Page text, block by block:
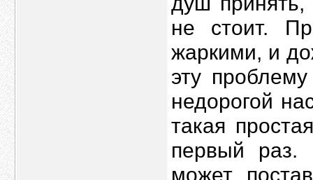
не стоит.
жаркими, и
эту
недорогой
такая
первый раз.
может